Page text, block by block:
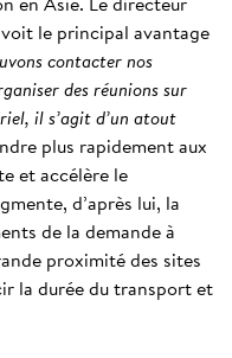
le principal avantage
contacter nos
des réunions sur
il s’agit d’un atout
plus rapidement aux
et accélère le
d’après lui, la
de la demande à
proximité des sites
la durée du transport et